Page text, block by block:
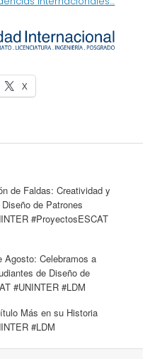
X
de Faldas: Creatividad y
de Patrones
#ProyectosESCAT
Agosto: Celebramos a
de Diseño de
#UNINTER #LDM
Más en su Historia
#LDM